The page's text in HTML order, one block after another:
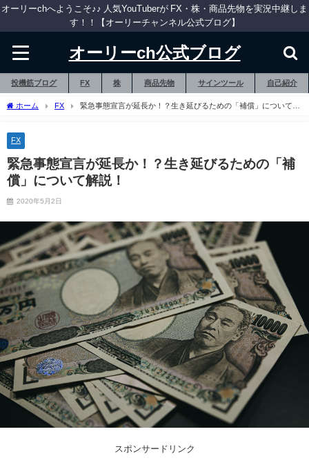
オーリーchへようこそ♪♪ 人気YouTuberが FX・株・商品先物を実況中継しま
す！！【オーリーチャンネル公式ブログ】
オーリーch公式ブログ
投機筋ブログ FX 株 商品先物 サインツール 自己紹介
ホーム FX
緊急事態宣言が延長か！？生き延びるための「補償」について解
FX
緊急事態宣言が延長か！？生き延びるための「補
償」について解説！
2020年5月2日
スポンサードリンク